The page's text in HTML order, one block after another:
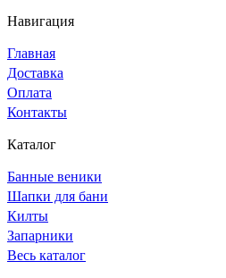
Навигация
Главная
Доставка
Оплата
Контакты
Каталог
Банные веники
Шапки для бани
Килты
Запарники
Весь каталог